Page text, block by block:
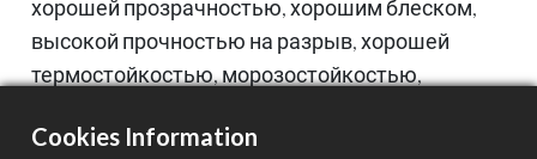
хорошей прозрачностью, хорошим блеском,
высокой прочностью на разрыв, хорошей
термостойкостью, морозостойкостью,
органическим растворителям. Отличная
Cookies Information